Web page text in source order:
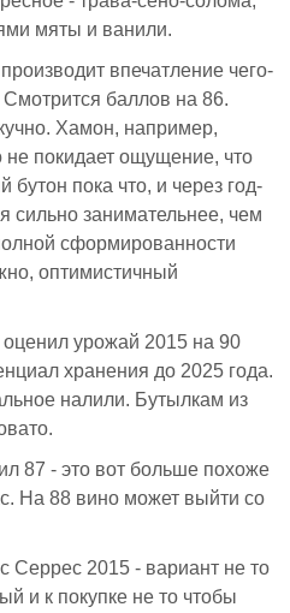
мяты и ванили.
впечатление чего-
баллов на 86.
Хамон, например,
не покидает ощущение, что
бутон пока что, и через год-
сильно занимательнее, чем
сформированности
оптимистичный
урожай 2015 на 90
хранения до 2025 года.
налили. Бутылкам из
87 - это вот больше похоже
На 88 вино может выйти со
Серрес 2015 - вариант не то
и к покупке не то чтобы